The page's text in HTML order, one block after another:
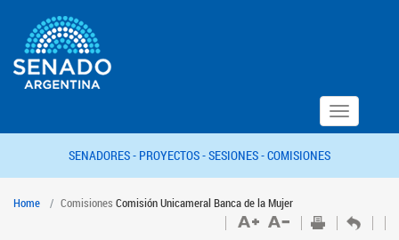
Toggle
navigation
SENADORES - PROYECTOS -SESIONES -COMISIONES
Home Comisiones Comisión Unicameral Banca de la Mujer